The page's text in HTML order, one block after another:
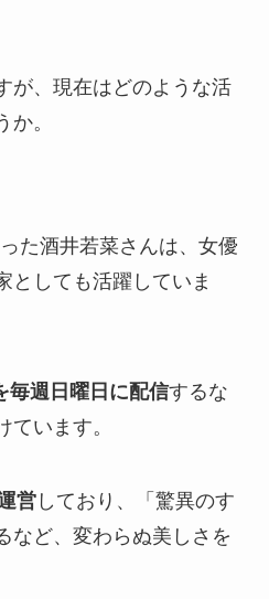
が、現在はどのような活
。
た酒井若菜さんは、女優
としても活躍していま
毎週日曜日に配信するな
ています。
営しており、「驚異のす
など、変わらぬ美しさを